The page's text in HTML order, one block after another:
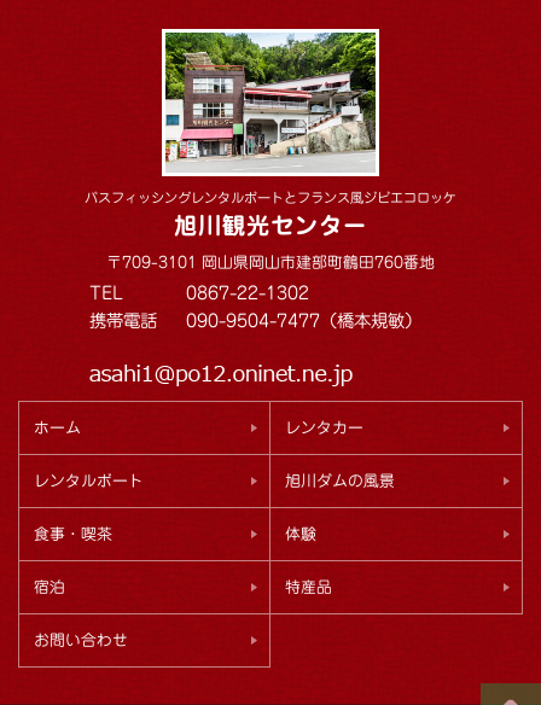
バスフィッシングレンタルボートとフランス風ジビエコロッケ
旭川観光センター
〒709-3101 岡山県岡山市建部町鶴田760番地
TEL
0867-22-1302
携帯電話
090-9504-7477（橋本規敏）
ホーム レンタカー
レンタルボート 旭川ダムの風景
食事・喫茶 体験
宿泊 特産品
お問い合わせ